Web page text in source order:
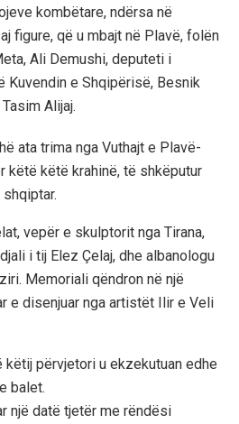
kombëtare, ndërsa në
figure, që u mbajt në Plavë, folën
Ali Demushi, deputeti i
Kuvendin e Shqipërisë, Besnik
Alijaj.
ata trima nga Vuthajt e Plavë-
këtë këtë krahinë, të shkëputur
vepër e skulptorit nga Tirana,
i tij Elez Çelaj, dhe albanologu
Memoriali qëndron në një
e disenjuar nga artistët Ilir e Veli
përvjetori u ekzekutuan edhe
balet.
një datë tjetër me rëndësi